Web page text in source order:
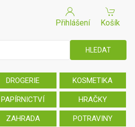
Přihlášení Košík
DROGERIE KOSMETIKA
PAPÍRNICTVÍ HRAČKY
ZAHRADA POTRAVINY